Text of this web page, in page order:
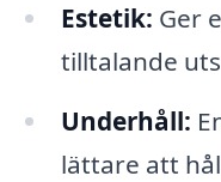
Estetik: Ger
tilltalande
Underhåll:
lättare att